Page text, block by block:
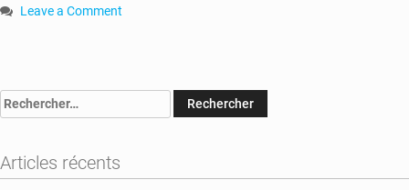
Leave a Comment
touristes
à
Bangui
Rechercher :
Articles récents